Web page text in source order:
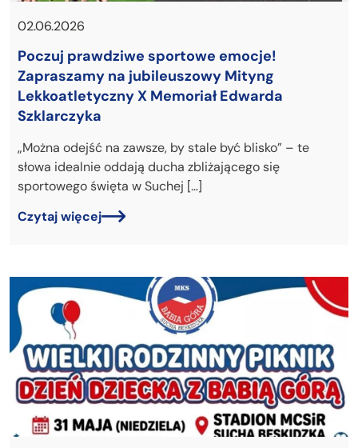
02.06.2026
Poczuj prawdziwe sportowe emocje!
Zapraszamy na jubileuszowy Mityng
Lekkoatletyczny X Memoriał Edwarda
Szklarczyka
„Można odejść na zawsze, by stale być blisko” – te
słowa idealnie oddają ducha zbliżającego się
sportowego święta w Suchej […]
Czytaj więcej